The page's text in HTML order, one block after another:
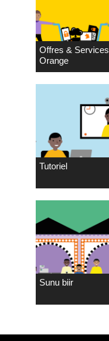
Offres & Services
Orange
Tutoriel
Sunu biir